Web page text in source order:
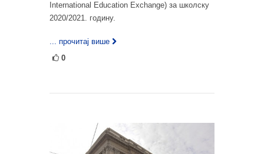
International Education Exchange) за школску
2020/2021. годину.
... прочитај више
0